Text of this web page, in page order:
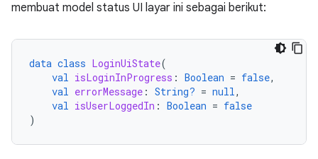
membuat model status UI layar ini sebagai berikut:
data class LoginUiState(
val isLoginInProgress : Boolean = false,
val errorMessage : String? = null,
val isUserLoggedIn : Boolean = false
)